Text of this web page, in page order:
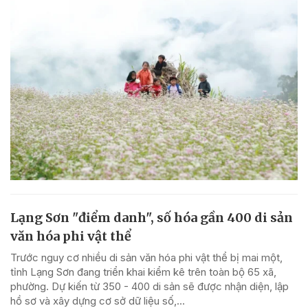
Lạng Sơn "điểm danh", số hóa gần 400 di sản
văn hóa phi vật thể
Trước nguy cơ nhiều di sản văn hóa phi vật thể bị mai một,
tỉnh Lạng Sơn đang triển khai kiểm kê trên toàn bộ 65 xã,
phường. Dự kiến từ 350 - 400 di sản sẽ được nhận diện, lập
hồ sơ và xây dựng cơ sở dữ liệu số,...